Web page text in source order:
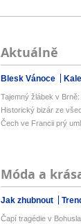
Aktuálně
Blesk Vánoce
Tajemný žlábek v
Historický bizár ze
Čech ve Francii prý
Móda a
Jak zhubnout
Čapí tragédie v